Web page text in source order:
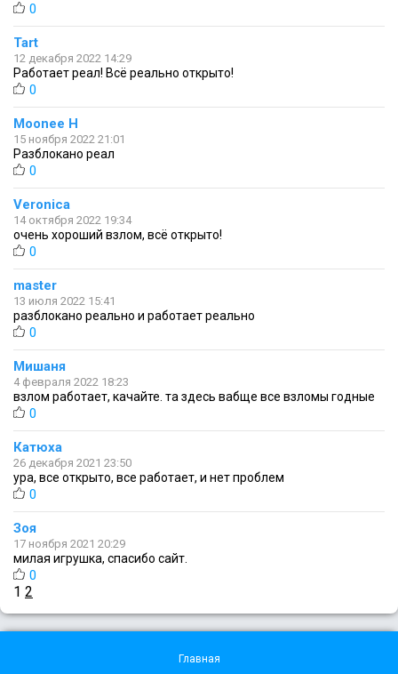
0
Tart
12 декабря 2022 14:29
Работает реал! Всё реально открыто!
0
Moonee H
15 ноября 2022 21:01
Разблокано реал
0
Veronica
14 октября 2022 19:34
очень хороший взлом, всё открыто!
0
master
13 июля 2022 15:41
разблокано реально и работает реально
0
Мишаня
4 февраля 2022 18:23
взлом работает, качайте. та здесь вабще все взломы годные
0
Катюха
26 декабря 2021 23:50
ура, все открыто, все работает, и нет проблем
0
Зоя
17 ноября 2021 20:29
милая игрушка, спасибо сайт.
0
1 2
Главная